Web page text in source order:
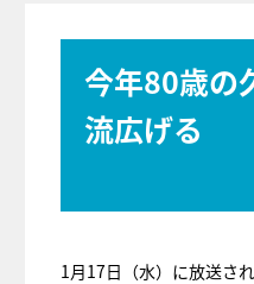
今年80歳の
流広げる
1月17日（水）に放送さ